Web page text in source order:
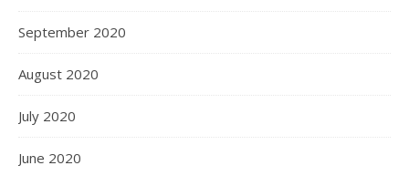
September 2020
August 2020
July 2020
June 2020